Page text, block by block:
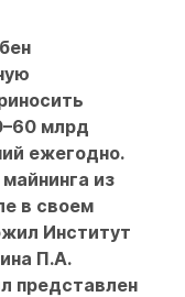
млрд
ежегодно.
из
в своем
Институт
П.А.
представлен